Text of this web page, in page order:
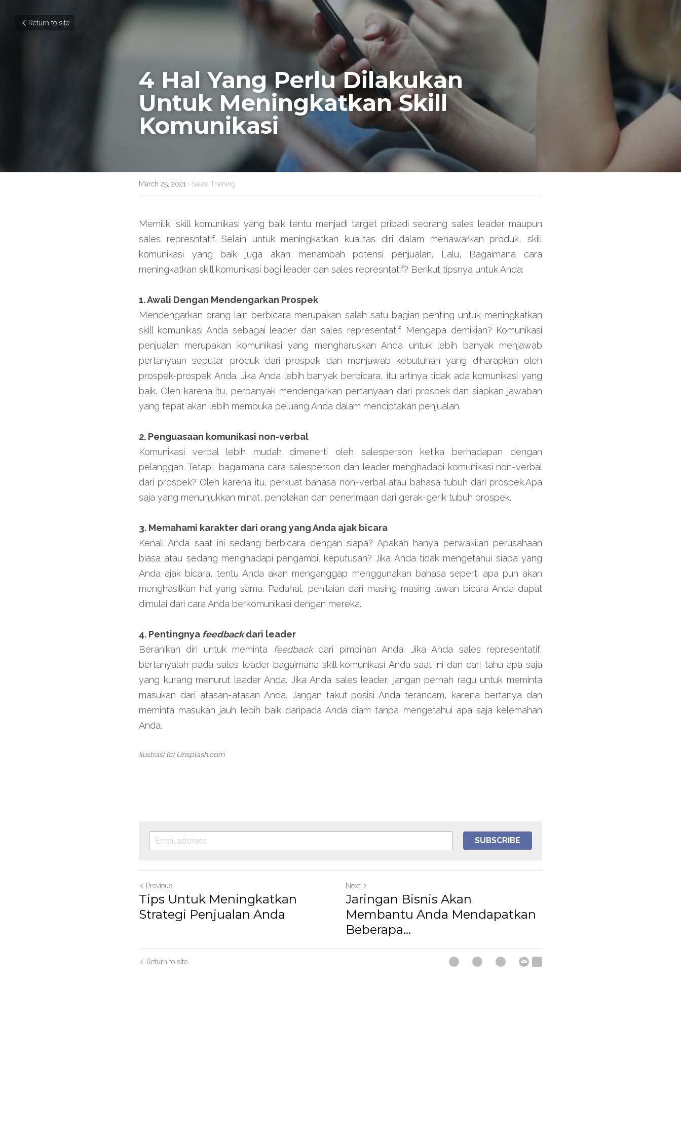
Return to site
4 Hal Yang Perlu Dilakukan
Untuk Meningkatkan Skill
Komunikasi
March 25, 2021 · Sales Training
Memiliki skill komunikasi yang baik tentu menjadi target pribadi seorang sales leader maupun
sales represntatif. Selain untuk meningkatkan kualitas diri dalam menawarkan produk, skill
komunikasi yang baik juga akan menambah potensi penjualan. Lalu, Bagaimana cara
meningkatkan skill komunikasi bagi leader dan sales represntatif? Berikut tipsnya untuk Anda:
1. Awali Dengan Mendengarkan Prospek
Mendengarkan orang lain berbicara merupakan salah satu bagian penting untuk meningkatkan
skill komunikasi Anda sebagai leader dan sales representatif. Mengapa demikian? Komunikasi
penjualan merupakan komunikasi yang mengharuskan Anda untuk lebih banyak menjawab
pertanyaan seputar produk dari prospek dan menjawab kebutuhan yang diharapkan oleh
prospek-prospek Anda. Jika Anda lebih banyak berbicara, itu artinya tidak ada komunikasi yang
baik. Oleh karena itu, perbanyak mendengarkan pertanyaan dari prospek dan siapkan jawaban
yang tepat akan lebih membuka peluang Anda dalam menciptakan penjualan.
2. Penguasaan komunikasi non-verbal
Komunikasi verbal lebih mudah dimenerti oleh salesperson ketika berhadapan dengan
pelanggan. Tetapi, bagaimana cara salesperson dan leader menghadapi komunikasi non-verbal
dari prospek? Oleh karena itu, perkuat bahasa non-verbal atau bahasa tubuh dari prospek.Apa
saja yang menunjukkan minat, penolakan dan penerimaan dari gerak-gerik tubuh prospek.
3. Memahami karakter dari orang yang Anda ajak bicara
Kenali Anda saat ini sedang berbicara dengan siapa? Apakah hanya perwakilan perusahaan
biasa atau sedang menghadapi pengambil keputusan? Jika Anda tidak mengetahui siapa yang
Anda ajak bicara, tentu Anda akan menganggap menggunakan bahasa seperti apa pun akan
menghasilkan hal yang sama. Padahal, penilaian dari masing-masing lawan bicara Anda dapat
dimulai dari cara Anda berkomunikasi dengan mereka.
4. Pentingnya feedback dari leader
Beranikan diri untuk meminta
feedback dari pimpinan Anda. Jika Anda sales representatif,
bertanyalah pada sales leader bagaimana skill komunikasi Anda saat ini dan cari tahu apa saja
yang kurang menurut leader Anda. Jika Anda sales leader, jangan pernah ragu untuk meminta
masukan dari atasan-atasan Anda. Jangan takut posisi Anda terancam, karena bertanya dan
meminta masukan jauh lebih baik daripada Anda diam tanpa mengetahui apa saja kelemahan
Anda.
Ilustrasi (c) Unsplash.com
SUBSCRIBE
Previous
Tips Untuk Meningkatkan
Strategi Penjualan Anda
Next
Jaringan Bisnis Akan
Membantu Anda Mendapatkan
Beberapa...
Return to site